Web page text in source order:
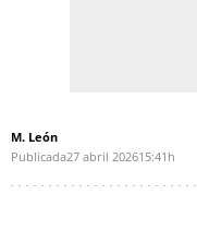
M. León
Publicada27 abril 202615:41h